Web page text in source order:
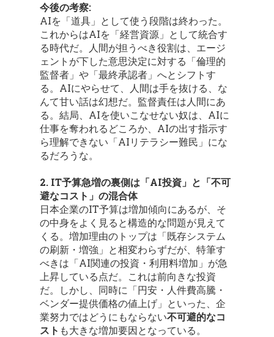
今後の考察:
AIを「道具」として使う段階は終わった。
これからはAIを「経営資源」として統合す
る時代だ。人間が担うべき役割は、エージ
ェントが下した意思決定に対する「倫理的
監督者」や「最終承認者」へとシフトす
る。AIにやらせて、人間は手を抜ける、な
んて甘い話は幻想だ。監督責任は人間にあ
る。結局、AIを使いこなせない奴は、AIに
仕事を奪われるどころか、AIの出す指示す
ら理解できない「AIリテラシー難民」にな
るだろうな。
2. IT予算急増の裏側は「AI投資」と「不可
避なコスト」の混合体
日本企業のIT予算は増加傾向にあるが、そ
の中身をよく見ると構造的な問題が見えて
くる。増加理由のトップは「既存システム
の刷新・増強」と相変わらずだが、特筆す
べきは「AI関連の投資・利用料増加」が急
上昇している点だ。これは前向きな投資
だ。しかし、同時に「円安・人件費高騰・
ベンダー提供価格の値上げ」といった、企
業努力ではどうにもならない不可避的なコ
スト も大きな増加要因となっている。